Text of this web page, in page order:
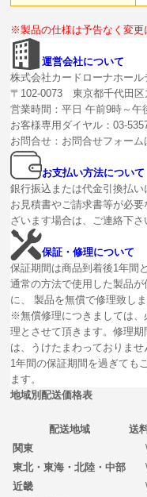
※製品の仕様は予告なく変更
運営会社について
株式会社カードローナホール
〒102-0073 東京都千代田区
営業時間：平日 午前9時～午
お客様専用ダイヤル：03-
お問合せ：お問合せフォーム
お支払い方法について
銀行振込または代金引換払い
お見積書やご請求書等が必
ざいます場合は、ご連絡下さ
保証・修理について
保証期間は商品到着後1年間
通常の方法で使用した製品
に、 製品を無償で修理致しま
※無償修理につきましては、
理とさせて頂きます。修理
は、うけたまわっておりませ
1年間の保証期間を過ぎても
ます。
地域別配送価格表
配送地域
送
関東
東北・東海・北陸・中部
近畿